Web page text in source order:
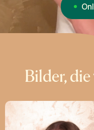
Bilder,